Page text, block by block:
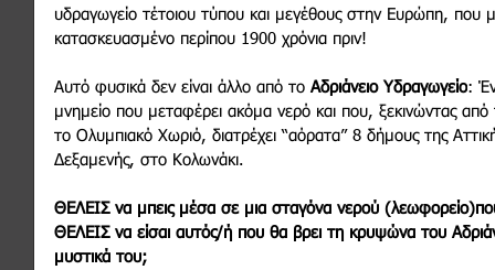
υδραγωγείο τέτοιου τύπου και μεγέθους στην Ευρώπη, που
κατασκευασμένο περίπου 1900 χρόνια πριν!
Αυτό φυσικά δεν είναι άλλο από το Αδριάνειο Υδραγωγείο:
μνημείο που μεταφέρει ακόμα νερό και που, ξεκινώντας
το Ολυμπιακό Χωριό, διατρέχει “αόρατα” 8 δήμους της
Δεξαμενής, στο Κολωνάκι.
ΘΕΛΕΙΣ να μπεις μέσα σε μια σταγόνα νερού
ΘΕΛΕΙΣ να είσαι αυτός/ή που θα βρει τη κρυψώνα του
μυστικά του;